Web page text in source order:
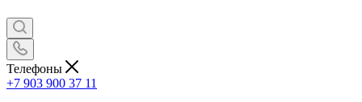
Телефоны
+7 903 900 37 11